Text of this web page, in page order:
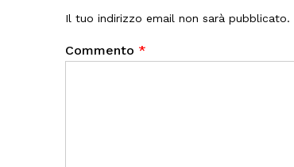
Il tuo indirizzo email non sarà pubblicato.
Commento *